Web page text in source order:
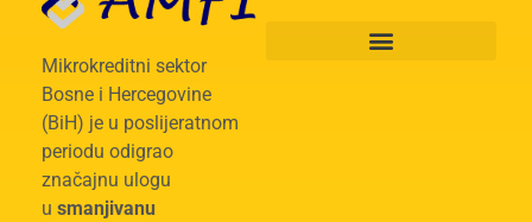
Mikrokreditni sektor
Bosne i Hercegovine
(BiH) je u poslijeratnom
periodu odigrao
značajnu ulogu
u smanjivanu